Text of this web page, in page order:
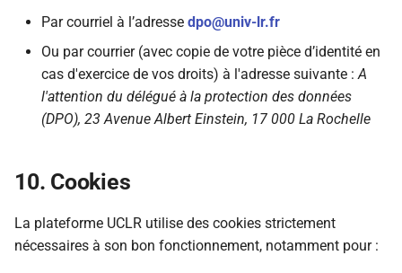
Par courriel à l’adresse dpo@univ-lr.fr
Ou par courrier (avec copie de votre pièce d’identité en
cas d'exercice de vos droits) à l'adresse suivante :A
l'attention du délégué à la protection des données
(DPO), 23 Avenue Albert Einstein, 17 000 La Rochelle
10. Cookies
La plateforme UCLR utilise des cookies strictement
nécessaires à son bon fonctionnement, notamment pour :